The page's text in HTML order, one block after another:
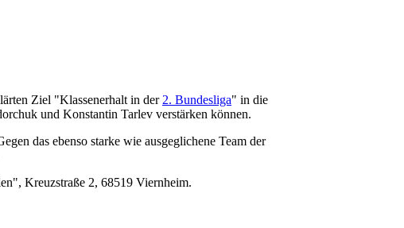
Ziel "Klassenerhalt in der 2. Bundesliga" in die
und Konstantin Tarlev verstärken können.
das ebenso starke wie ausgeglichene Team der
Kreuzstraße 2, 68519 Viernheim.